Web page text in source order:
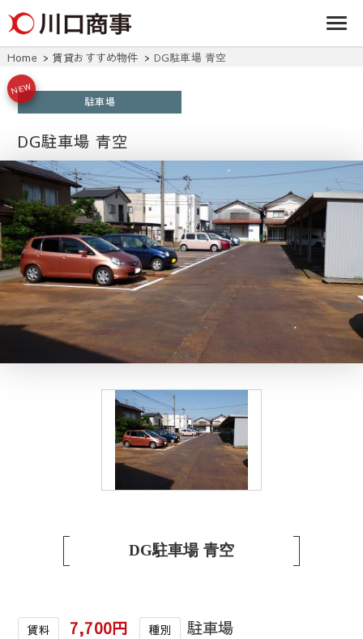
事株式
会社
アパート・マンシ
ョン・マンショ
ン・店舗・事務所
は川口商事株式会
社
Home 賃貸おすすめ物件 DG駐車場 青空
駐車場
DG駐車場 青空
NEW
1/1
DG駐車場 青空
賃料 7,700円 種別 駐車場